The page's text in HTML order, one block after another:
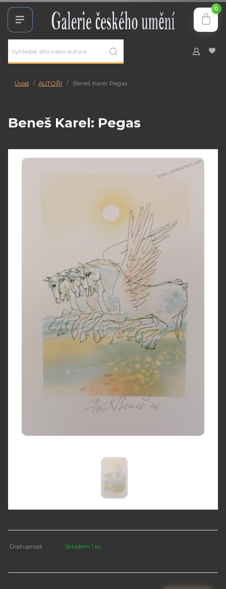
0
Úvod AUTOŘI Beneš Karel: Pegas
Beneš Karel: Pegas
Dostupnost Skladem 1 ks